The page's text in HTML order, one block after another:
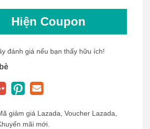
Hiện Coupon
đánh giá nếu bạn thấy hữu ích!
giảm giá Lazada, Voucher Lazada,
mãi mới.